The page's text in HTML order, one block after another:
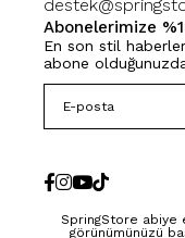
Abonelerimize
En son stil
abone
SpringStore abiye
görünümünüzü